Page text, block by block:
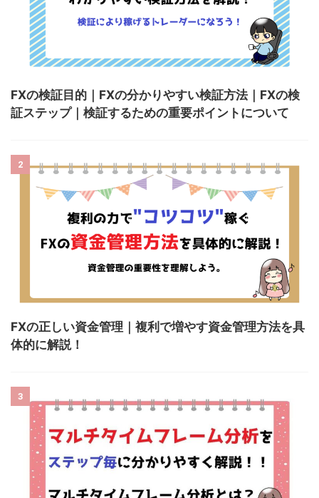
FXの検証目的｜FXの分かりやすい検証方法｜FXの検
証ステップ｜検証するための重要ポイントについて
2
FXの正しい資金管理｜複利で増やす資金管理方法を具
体的に解説！
3